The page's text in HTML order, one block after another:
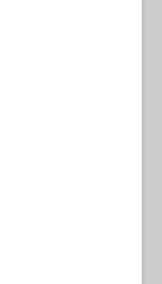
valide (una nuova
avventurose
maggioranza
i calcoli errati
dell'America. A due
è già chiaro che
nell'incoerenza